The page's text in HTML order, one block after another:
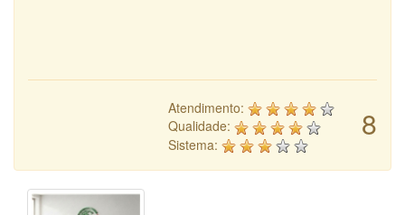
8
Atendimento:
Qualidade:
Sistema: